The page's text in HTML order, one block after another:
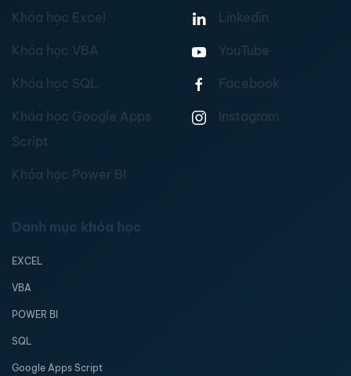
Khóa học Excel
Khóa học VBA
Khóa học SQL
Khóa học Google Apps
Script
Khóa học Power BI
Linkedin
YouTube
Facebook
Instagram
Danh mục khóa học
EXCEL
VBA
POWER BI
SQL
Google Apps Script